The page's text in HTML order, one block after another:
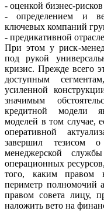
- оценкой бизнес-
- определением и
ключевых компаний
- предикативной
При этом у риск-
под рукой
кризис. Прежде всего
доступным
усиленной
значимым
кредитной модели
моделей в том случае,
оперативной
завершил тезисом
менеджерской
операционных
того, каким правом
периметр полномочий
правом совета лицу,
наложить вето на